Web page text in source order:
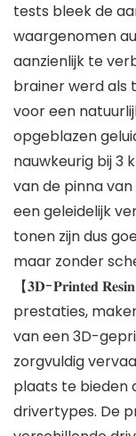
tests bleek de
waargenomen
aanzienlijk te
brainer werd als
voor een
opgeblazen
nauwkeurig bij 3
van de pinna
een geleidelijk
tonen zijn dus
maar zonder
【𝟑𝐃-𝐏𝐫𝐢𝐧𝐭𝐞𝐝
prestaties,
van een 3D-
zorgvuldig
plaats te bieden
drivertypes. De